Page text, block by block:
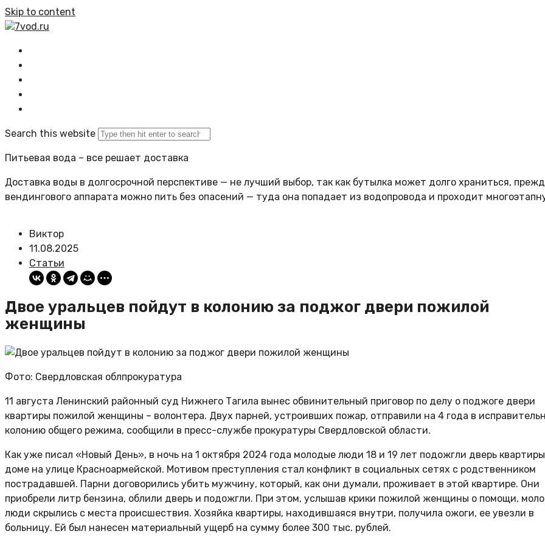
Skip to content
7vod.ru
Search this website
Питьевая вода – все решает доставка
Доставка воды в долгосрочной перспективе — не лучший выбор, так как бутылка может долго храниться,
вендингового аппарата можно пить без опасений — туда она попадает из водопровода и проходит
Виктор
11.08.2025
Статьи
Двое уральцев пойдут в колонию за поджог двери пожилой
женщины
Фото: Свердловская облпрокуратура
11 августа Ленинский районный суд Нижнего Тагила вынес обвинительный приговор по делу о поджоге двери
квартиры пожилой женщины – волонтера. Двух парней, устроивших пожар, отправили на 4 года в
колонию общего режима, сообщили в пресс-службе прокуратуры Свердловской области.
Как уже писал «Новый День», в ночь на 1 октября 2024 года молодые люди 18 и 19 лет подожгли дверь
доме на улице Красноармейской. Мотивом преступления стал конфликт в социальных сетях с родственником
пострадавшей. Парни договорились убить мужчину, который, как они думали, проживает в этой квартире. Они
приобрели литр бензина, облили дверь и подожгли. При этом, услышав крики пожилой женщины о помощи,
люди скрылись с места происшествия. Хозяйка квартиры, находившаяся внутри, получила ожоги, ее увезли в
больницу. Ей был нанесен материальный ущерб на сумму более 300 тыс. рублей.